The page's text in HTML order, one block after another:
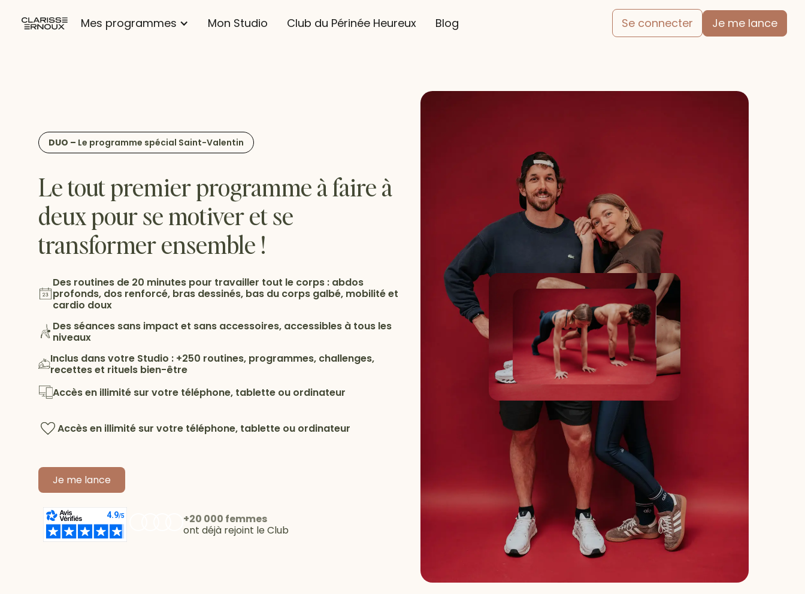
Mes programmes Mon Studio Club du Périnée Heureux Blog Se connecter Je me lance
DUO – Le programme spécial Saint-Valentin
Le tout premier programme à faire à
deux pour se motiver et se
transformer ensemble !
Des routines de 20 minutes pour travailler tout le corps : abdos
profonds, dos renforcé, bras dessinés, bas du corps galbé, mobilité et
cardio doux
Des séances sans impact et sans accessoires, accessibles à tous les
niveaux
Inclus dans votre Studio : +250 routines, programmes, challenges,
recettes et rituels bien-être
Accès en illimité sur votre téléphone, tablette ou ordinateur
Accès en illimité sur votre téléphone, tablette ou ordinateur
Je me lance
+20 000 femmes
ont déjà rejoint le Club